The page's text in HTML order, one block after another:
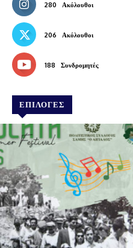
280 Ακόλουθοι
206 Ακόλουθοι
188 Συνδρομητές
ΕΠΙΛΟΓΕΣ